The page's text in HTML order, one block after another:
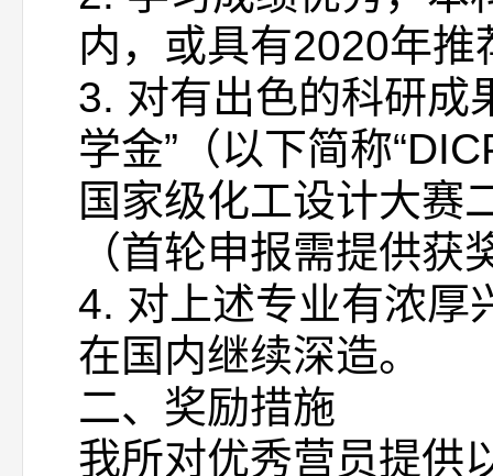
内，或具有2020年
3. 对有出色的科研成
学金”（以下简称
国家级化工设计大赛
（首轮申报需提供获
4. 对上述专业有浓厚
在国内继续深造。
二、奖励措施
我所对优秀营员提供